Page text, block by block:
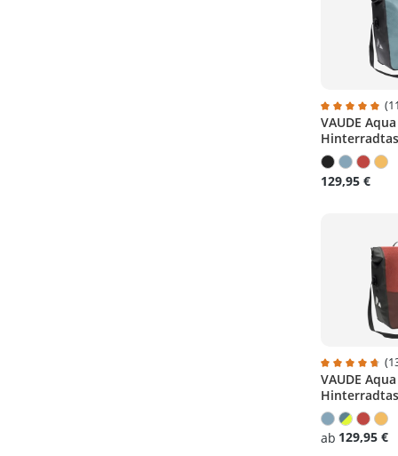
VAUDE
129,95 €
VAUDE
ab 129,95 €